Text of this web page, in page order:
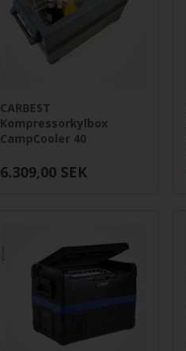
CARBEST
Kompressorkylbox
CampCooler 40
6.309,00 SEK